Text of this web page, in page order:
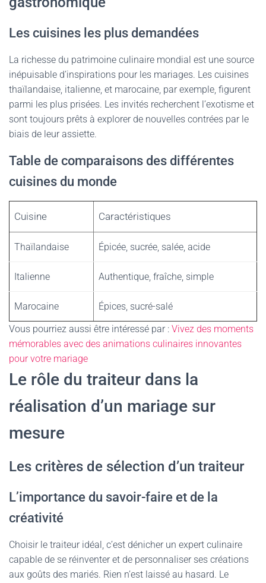
Les cuisines les plus demandées
La richesse du patrimoine culinaire mondial est une source
inépuisable d’inspirations pour les mariages. Les cuisines
thaïlandaise, italienne, et marocaine, par exemple, figurent
parmi les plus prisées. Les invités recherchent l’exotisme et
sont toujours prêts à explorer de nouvelles contrées par le
biais de leur assiette.
Table de comparaisons des différentes
cuisines du monde
Cuisine Caractéristiques
Thaïlandaise Épicée, sucrée, salée, acide
Italienne Authentique, fraîche, simple
Marocaine
Épices, sucré-salé
Vous pourriez aussi être intéressé par : Vivez des moments
mémorables avec des animations culinaires innovantes
pour votre mariage
Le rôle du traiteur dans la
réalisation d’un mariage sur
mesure
Les critères de sélection d’un traiteur
L’importance du savoir-faire et de la
créativité
Choisir le traiteur idéal, c’est dénicher un expert culinaire
capable de se réinventer et de personnaliser ses créations
aux goûts des mariés. Rien n’est laissé au hasard. Le